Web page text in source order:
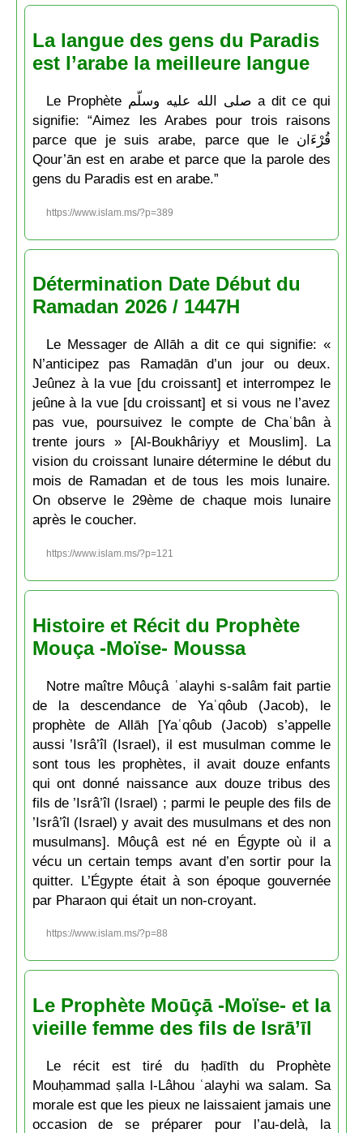
La langue des gens du Paradis
est l’arabe la meilleure langue
Le Prophète صلى الله عليه وسلّم a dit ce qui
signifie: “Aimez les Arabes pour trois raisons
parce que je suis arabe, parce que le قُرْءَان
Qour’ān est en arabe et parce que la parole des
gens du Paradis est en arabe.”
https://www.islam.ms/?p=389
Détermination Date Début du
Ramadan 2026 / 1447H
Le Messager de Allāh a dit ce qui signifie: «
N’anticipez pas Ramaḍān d’un jour ou deux.
Jeûnez à la vue [du croissant] et interrompez le
jeûne à la vue [du croissant] et si vous ne l’avez
pas vue, poursuivez le compte de Chaʿbân à
trente jours » [Al-Boukhâriyy et Mouslim]. La
vision du croissant lunaire détermine le début du
mois de Ramadan et de tous les mois lunaire.
On observe le 29ème de chaque mois lunaire
après le coucher.
https://www.islam.ms/?p=121
Histoire et Récit du Prophète
Mouça -Moïse- Moussa
Notre maître Môuçâ ʿalayhi s-salâm fait partie
de la descendance de Yaʿqôub (Jacob), le
prophète de Allāh [Yaʿqôub (Jacob) s’appelle
aussi ’Isrâ’îl (Israel), il est musulman comme le
sont tous les prophètes, il avait douze enfants
qui ont donné naissance aux douze tribus des
fils de ’Isrâ’îl (Israel) ; parmi le peuple des fils de
’Isrâ’îl (Israel) y avait des musulmans et des non
musulmans]. Môuçâ est né en Égypte où il a
vécu un certain temps avant d’en sortir pour la
quitter. L’Égypte était à son époque gouvernée
par Pharaon qui était un non-croyant.
https://www.islam.ms/?p=88
Le Prophète Moūçā -Moïse- et la
vieille femme des fils de Isrā’īl
Le récit est tiré du ḥadīth du Prophète
Mouḥammad ṣalla l-Lâhou ʿalayhi wa salam. Sa
morale est que les pieux ne laissaient jamais une
occasion de se préparer pour l’au-delà, la